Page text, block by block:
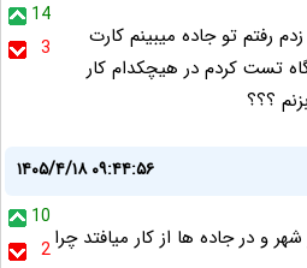
14
3
رفتم تو جاده میبینم کارت
شده 20 تا جایگاه تست کردم در هیچکدام کار
؟؟؟
۱۴۰۵/۴/۱۸ ۰۹:۴۴:۵۶
10
2و در جاده ها از کار میافتد چرا